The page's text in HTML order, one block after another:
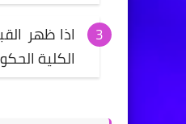
اذا ظهر
الكلية